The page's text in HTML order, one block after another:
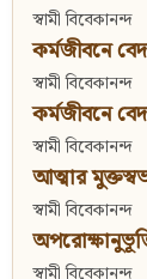
স্বামী বিবেকানন্দ
কর্মজীবনে
স্বামী বিবেকানন্দ
কর্মজীবনে
স্বামী বিবেকানন্দ
আত্মার
স্বামী বিবেকানন্দ